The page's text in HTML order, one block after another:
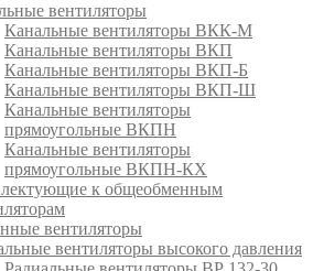
вентиляторы
Канальные вентиляторы ВКК-М
Канальные вентиляторы ВКП
Канальные вентиляторы ВКП-Б
Канальные вентиляторы ВКП-Ш
Канальные вентиляторы
прямоугольные ВКПН
Канальные вентиляторы
прямоугольные ВКПН-КХ
к общеобменным
вентиляторы
вентиляторы высокого давления